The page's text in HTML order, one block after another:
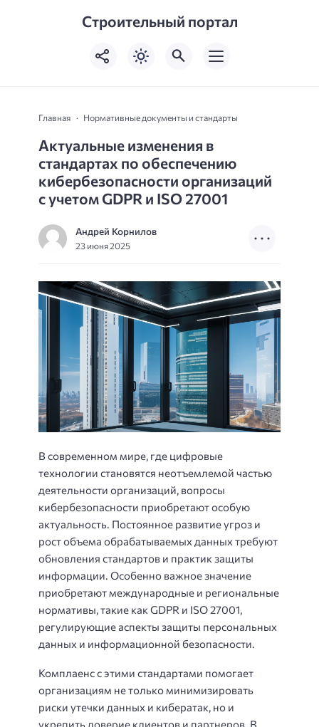
Строительный портал
Главная Нормативные документы и стандарты
Актуальные изменения в
стандартах по обеспечению
кибербезопасности организаций
с учетом GDPR и ISO 27001
Андрей Корнилов
23 июня 2025
В современном мире, где цифровые
технологии становятся неотъемлемой частью
деятельности организаций, вопросы
кибербезопасности приобретают особую
актуальность. Постоянное развитие угроз и
рост объема обрабатываемых данных требуют
обновления стандартов и практик защиты
информации. Особенно важное значение
приобретают международные и региональные
нормативы, такие как GDPR и ISO 27001,
регулирующие аспекты защиты персональных
данных и информационной безопасности.
Комплаенс с этими стандартами помогает
организациям не только минимизировать
риски утечки данных и кибератак, но и
укрепить доверие клиентов и партнеров. В